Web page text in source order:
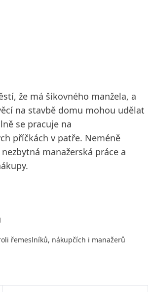
že má šikovného manžela, a
na stavbě domu mohou udělat
se pracuje na
příčkách v patře. Neméně
manažerská práce a
řemeslníků, nákupčích i manažerů